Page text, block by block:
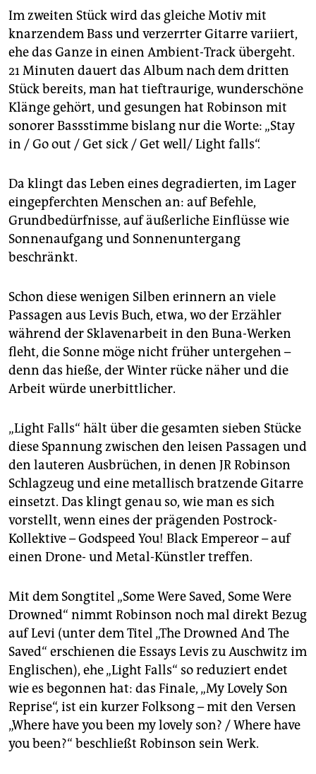
Im zweiten Stück wird das gleiche Motiv mit
knarzendem Bass und verzerrter Gitarre variiert,
ehe das Ganze in einen Ambient-Track übergeht.
21 Minuten dauert das Album nach dem dritten
Stück bereits, man hat tieftraurige, wunderschöne
Klänge gehört, und gesungen hat Robinson mit
sonorer Bassstimme bislang nur die Worte: „Stay
in / Go out / Get sick / Get well/ Light falls“.
Da klingt das Leben eines degradierten, im Lager
eingepferchten Menschen an: auf Befehle,
Grundbedürfnisse, auf äußerliche Einflüsse wie
Sonnenaufgang und Sonnenuntergang
beschränkt.
Schon diese wenigen Silben erinnern an viele
Passagen aus Levis Buch, etwa, wo der Erzähler
während der Sklavenarbeit in den Buna-Werken
fleht, die Sonne möge nicht früher untergehen –
denn das hieße, der Winter rücke näher und die
Arbeit würde unerbittlicher.
„Light Falls“ hält über die gesamten sieben Stücke
diese Spannung zwischen den leisen Passagen und
den lauteren Ausbrüchen, in denen JR Robinson
Schlagzeug und eine metallisch bratzende Gitarre
einsetzt. Das klingt genau so, wie man es sich
vorstellt, wenn eines der prägenden Postrock-
Kollektive – Godspeed You! Black Empereor – auf
einen Drone- und Metal-Künstler treffen.
Mit dem Songtitel „Some Were Saved, Some Were
Drowned“ nimmt Robinson noch mal direkt Bezug
auf Levi (unter dem Titel „The Drowned And The
Saved“ erschienen die Essays Levis zu Auschwitz im
Englischen), ehe „Light Falls“ so reduziert endet
wie es begonnen hat: das Finale, „My Lovely Son
Reprise“, ist ein kurzer Folksong – mit den Versen
„Where have you been my lovely son? / Where have
you been?“ beschließt Robinson sein Werk.